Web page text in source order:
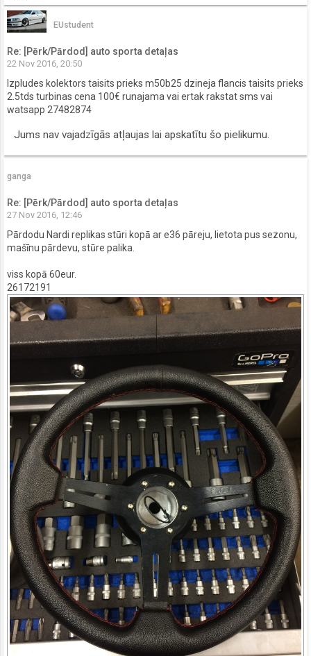
EUstudent
Re: [Pērk/Pārdod] auto sporta detaļas
22 Nov 2016, 20:50
Izpludes kolektors taisits prieks m50b25 dzineja flancis taisits prieks
2.5tds turbinas cena 100€ runajama vai ertak rakstat sms vai
watsapp 27482874
Jums nav vajadzīgās atļaujas lai apskatītu šo pielikumu.
ganga
Re: [Pērk/Pārdod] auto sporta detaļas
27 Nov 2016, 12:46
Pārdodu Nardi replikas stūri kopā ar e36 pāreju, lietota pus sezonu,
mašīnu pārdevu, stūre palika.
viss kopā 60eur.
26172191